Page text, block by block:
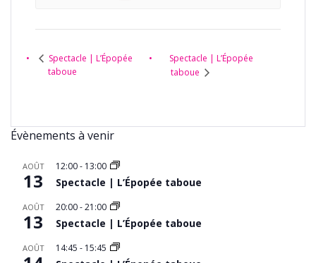
Spectacle | L’Épopée
taboue
Spectacle | L’Épopée
taboue
Évènements à venir
AOÛT
13
12:00- 13:00
Spectacle | L’Épopée taboue
AOÛT
13
20:00-21:00
Spectacle | L’Épopée taboue
AOÛT 14:45 - 15:45